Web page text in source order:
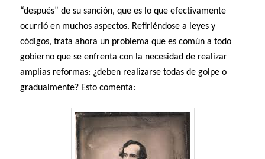
“después” de su sanción, que es lo que efectivamente
ocurrió en muchos aspectos. Refiriéndose a leyes y
códigos, trata ahora un problema que es común a todo
gobierno que se enfrenta con la necesidad de realizar
amplias reformas: ¿deben realizarse todas de golpe o
gradualmente? Esto comenta: